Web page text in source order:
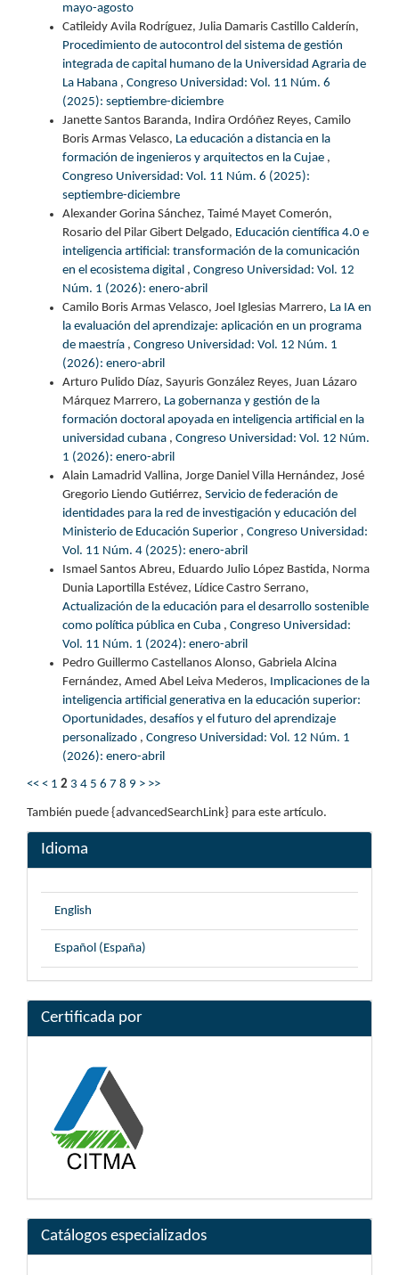
mayo-agosto
Catileidy Avila Rodríguez, Julia Damaris Castillo Calderín,
Procedimiento de autocontrol del sistema de gestión
integrada de capital humano de la Universidad Agraria de
La Habana , Congreso Universidad: Vol. 11 Núm. 6
(2025): septiembre-diciembre
Janette Santos Baranda, Indira Ordóñez Reyes, Camilo
Boris Armas Velasco, La educación a distancia en la
formación de ingenieros y arquitectos en la Cujae ,
Congreso Universidad: Vol. 11 Núm. 6 (2025):
septiembre-diciembre
Alexander Gorina Sánchez, Taimé Mayet Comerón,
Rosario del Pilar Gibert Delgado, Educación científica 4.0 e
inteligencia artificial: transformación de la comunicación
en el ecosistema digital , Congreso Universidad: Vol. 12
Núm. 1 (2026): enero-abril
Camilo Boris Armas Velasco, Joel Iglesias Marrero, La IA en
la evaluación del aprendizaje: aplicación en un programa
de maestría , Congreso Universidad: Vol. 12 Núm. 1
(2026): enero-abril
Arturo Pulido Díaz, Sayuris González Reyes, Juan Lázaro
Márquez Marrero, La gobernanza y gestión de la
formación doctoral apoyada en inteligencia artificial en la
universidad cubana , Congreso Universidad: Vol. 12 Núm.
1 (2026): enero-abril
Alain Lamadrid Vallina, Jorge Daniel Villa Hernández, José
Gregorio Liendo Gutiérrez, Servicio de federación de
identidades para la red de investigación y educación del
Ministerio de Educación Superior , Congreso Universidad:
Vol. 11 Núm. 4 (2025): enero-abril
Ismael Santos Abreu, Eduardo Julio López Bastida, Norma
Dunia Laportilla Estévez, Lídice Castro Serrano,
Actualización de la educación para el desarrollo sostenible
como política pública en Cuba , Congreso Universidad:
Vol. 11 Núm. 1 (2024): enero-abril
Pedro Guillermo Castellanos Alonso, Gabriela Alcina
Fernández, Amed Abel Leiva Mederos, Implicaciones de la
inteligencia artificial generativa en la educación superior:
Oportunidades, desafíos y el futuro del aprendizaje
personalizado , Congreso Universidad: Vol. 12 Núm. 1
(2026): enero-abril
<< < 1 2 3 4 5 6 7 8 9 > >>
También puede {advancedSearchLink} para este artículo.
Idioma
English
Español (España)
Certificada por
Catálogos especializados